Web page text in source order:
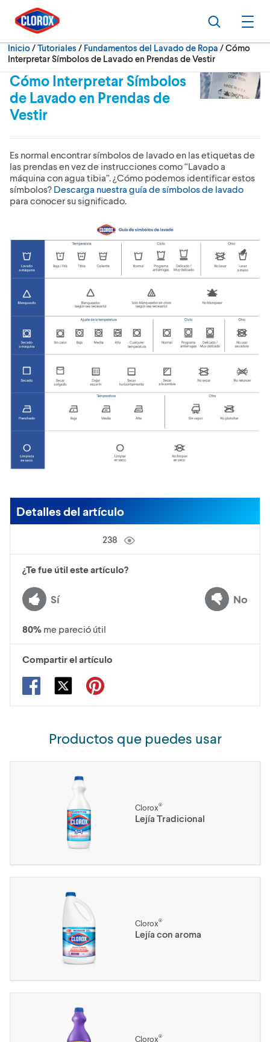
Ir al Menú principal
Ir a Contenido
Ir al Pie de página
Buscar
Inicio/Tutoriales Fundamentos del Lavado de Ropa
Cómo
Interpretar Símbolos de Lavado en Prendas de Vestir
Cómo Interpretar Símbolos
de Lavado en Prendas de
Vestir
Es normal encontrar símbolos de lavado en las etiquetas de
las prendas en vez de instrucciones como “Lavado a
máquina con agua tibia”. ¿Cómo podemos identificar estos
símbolos? Descarga nuestra guía de símbolos de lavado
para conocer su significado.
Detalles del artículo
238
¿Te fue útil este artículo?
Sí No
80% me pareció útil
Compartir el artículo
Productos que puedes usar
Clorox®
Lejía Tradicional
Clorox®
Lejía con aroma
Clorox®